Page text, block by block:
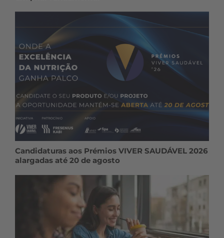
Candidaturas aos Prémios VIVER SAUDÁVEL 2026
alargadas até 20 de agosto